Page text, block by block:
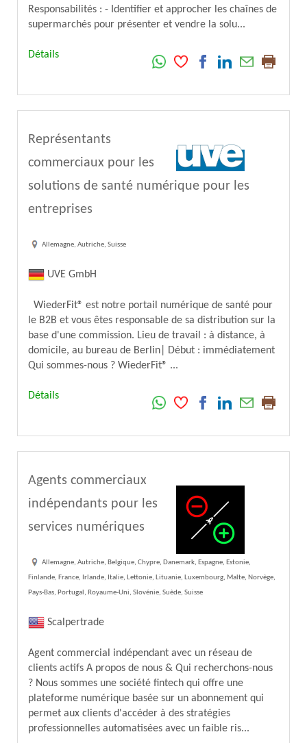
Responsabilités : - Identifier et approcher les chaînes de
supermarchés pour présenter et vendre la solu...
Détails
Représentants
commerciaux pour les
solutions de santé numérique pour les
entreprises
Allemagne, Autriche, Suisse
UVE GmbH
WiederFit® est notre portail numérique de santé pour
le B2B et vous êtes responsable de sa distribution sur la
base d'une commission. Lieu de travail : à distance, à
domicile, au bureau de Berlin| Début : immédiatement
Qui sommes-nous ? WiederFit® ...
Détails
Agents commerciaux
indépendants pour les
services numériques
Allemagne, Autriche, Belgique, Chypre, Danemark, Espagne, Estonie,
Finlande, France, Irlande, Italie, Lettonie, Lituanie, Luxembourg, Malte, Norvège,
Pays-Bas, Portugal, Royaume-Uni, Slovénie, Suède, Suisse
Scalpertrade
Agent commercial indépendant avec un réseau de
clients actifs A propos de nous & Qui recherchons-nous
? Nous sommes une société fintech qui offre une
plateforme numérique basée sur un abonnement qui
permet aux clients d'accéder à des stratégies
professionnelles automatisées avec un faible ris...